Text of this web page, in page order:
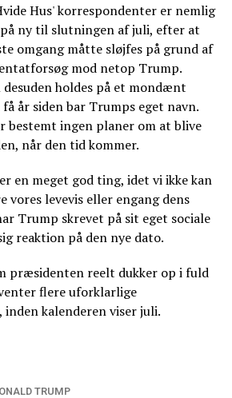
Hus' korrespondenter er nemlig
ny til slutningen af juli, efter at
omgang måtte sløjfes på grund af
mod netop Trump.
desuden holdes på et mondænt
år siden bar Trumps eget navn.
bestemt ingen planer om at blive
når den tid kommer.
en meget god ting, idet vi ikke kan
vores levevis eller engang dens
Trump skrevet på sit eget sociale
reaktion på den nye dato.
præsidenten reelt dukker op i fuld
flere uforklarlige
kalenderen viser juli.
TRUMP